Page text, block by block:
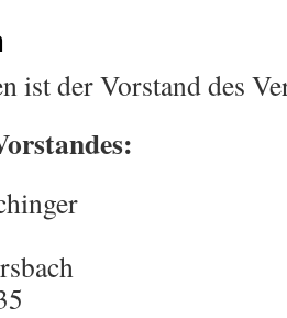
ist der Vorstand des